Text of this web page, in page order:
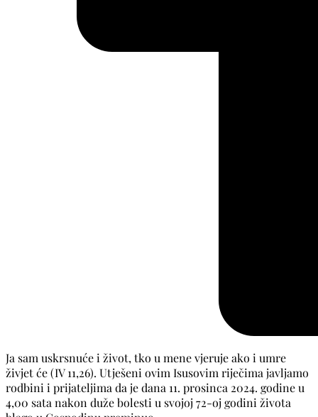
Ja sam uskrsnuće i život, tko u mene vjeruje ako i umre
živjet će (IV 11,26). Utješeni ovim Isusovim riječima javljamo
rodbini i prijateljima da je dana 11. prosinca 2024. godine u
4,00 sata nakon duže bolesti u svojoj 72-oj godini života